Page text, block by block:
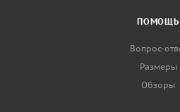
ПОМОЩЬ
Вопрос-
Размеры
Обзоры